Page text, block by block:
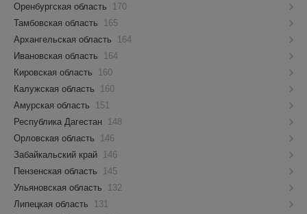
Оренбургская область
170
Тамбовская область
165
Архангельская область
164
Ивановская область
164
Кировская область
160
Калужская область
160
Амурская область
151
Республика Дагестан
148
Орловская область
146
Забайкальский край
146
Пензенская область
145
Ульяновская область
132
Липецкая область
131